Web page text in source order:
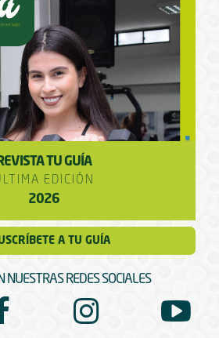
REVISTA TU GUÍA
EDICIÓN
2026
A TU GUÍA
NUESTRAS REDES SOCIALES